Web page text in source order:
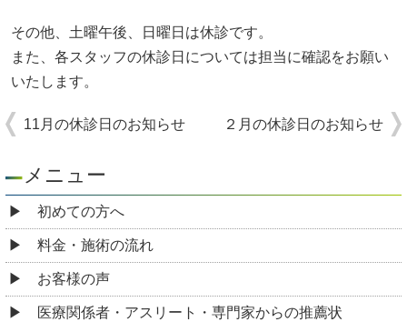
その他、土曜午後、日曜日は休診です。
また、各スタッフの休診日については担当に確認をお願い
いたします。
11月の休診日のお知らせ ２月の休診日のお知らせ
メニュー
初めての方へ
料金・施術の流れ
お客様の声
医療関係者・アスリート・専門家からの推薦状